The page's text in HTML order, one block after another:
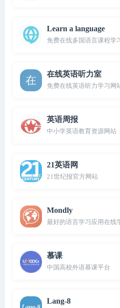
Learn a language
免费在线多国语言课程学
在线英语听力室
免费在线英语听力学习网
英语周报
中小学英语教育资源网站
21英语网
21世纪报官方网站
Mondly
最好的语言学习应用在线
慕课
中国高校外语慕课平台
Lang-8